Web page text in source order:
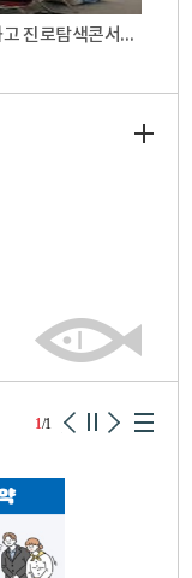
[2026.07.15.수]2026년 부산진구 특성화고 진로탐색콘서트 참가
1/1